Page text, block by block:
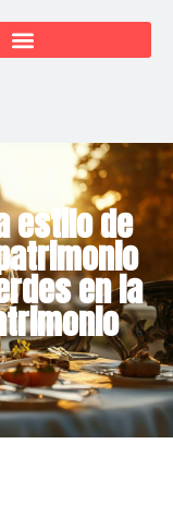
estilo de
en la